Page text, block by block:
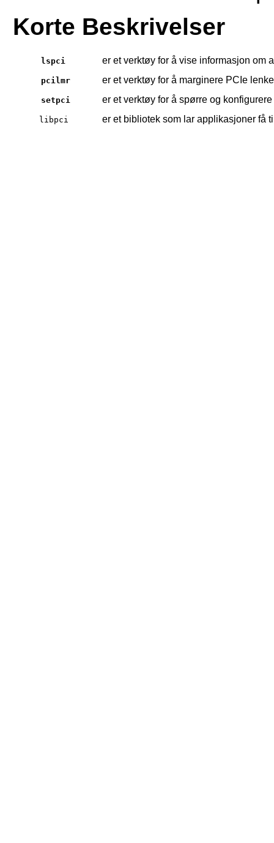
Korte Beskrivelser
lspci er et verktøy for å vise informasjon om
pcilmr er et verktøy for å marginere PCIe
setpci er et verktøy for å spørre og
libpci er et bibliotek som lar applikasjoner få